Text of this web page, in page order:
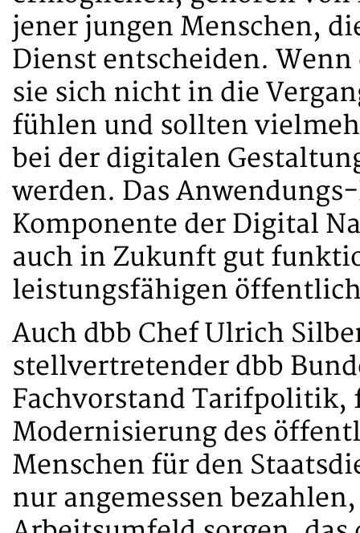
jener jungen Menschen,
Dienst entscheiden.
sie sich nicht in die
fühlen und sollten
bei der digitalen
werden. Das
Komponente der Digital
auch in Zukunft gut
leistungsfähigen
Auch dbb Chef Ulrich
stellvertretender dbb
Fachvorstand Tarifpolitik,
Modernisierung des
Menschen für den
nur angemessen